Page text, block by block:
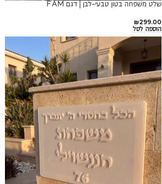
שלט משפחה בטון טבעי-לבן | דגם FAM
₪299.00
הוספה לסל